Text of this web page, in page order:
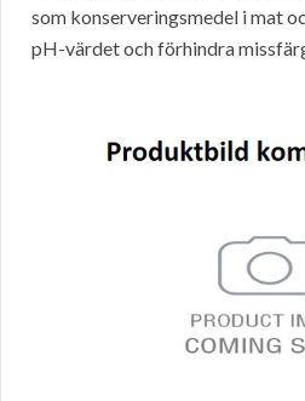
som konserveringsmedel i mat
pH-värdet och förhindra